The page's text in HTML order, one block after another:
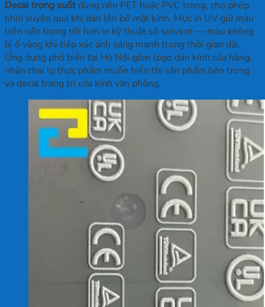
Decal trong suốtdùng nền PET hoặc PVC trong, cho phép
nhìn xuyên qua khi dán lên bề mặt kính. Mực in UV giữ màu
trên nền trong tốt hơn in kỹ thuật số solvent — màu không
bị ố vàng khi tiếp xúc ánh sáng mạnh trong thời gian dài.
Ứng dụng phổ biến tại Hà Nội gồm logo dán kính cửa hàng,
nhãn chai lọ thực phẩm muốn hiển thị sản phẩm bên trong
và decal trang trí cửa kính văn phòng.